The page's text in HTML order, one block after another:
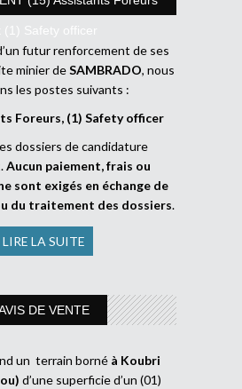
(1) Safety officer
futur renforcement de ses
minier deSAMBRADO, nous
les postes suivants :
Foreurs, (1) Safety officer
dossiers de candidature
.Aucun paiement, frais ou
sont exigés en échange de
du traitement des dossiers.
LIRE LA SUITE
DE VENTE
un terrain borné à Koubri
d’une superficie d’un (01)